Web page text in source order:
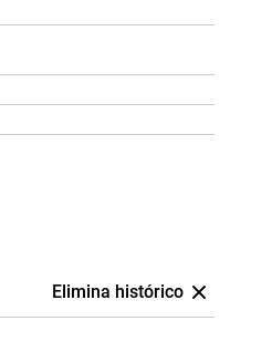
Elimina histórico